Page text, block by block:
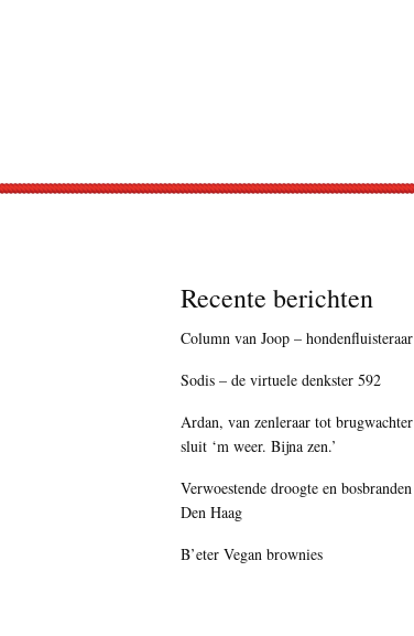
Recente berichten
Column van Joop – hondenfluisteraar
Sodis – de virtuele denkster 592
Ardan, van zenleraar tot
sluit ‘m weer. Bijna zen.’
Verwoestende droogte en
Den Haag
B’eter Vegan brownies